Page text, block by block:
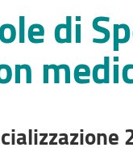
di